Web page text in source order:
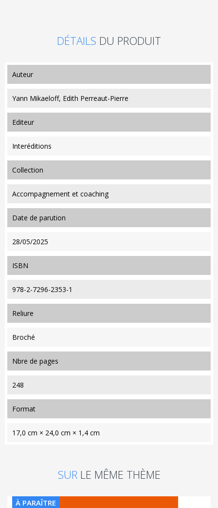
DÉTAILS DU PRODUIT
auteur
Yann Mikaeloff, Edith Perreaut-Pierre
editeur
Interéditions
collection
Accompagnement et coaching
date de parution
28/05/2025
ISBN
978-2-7296-2353-1
reliure
Broché
nbre de pages
248
format
17,0 cm × 24,0 cm × 1,4 cm
SUR LE MÊME THÈME
À PARAÎTRE